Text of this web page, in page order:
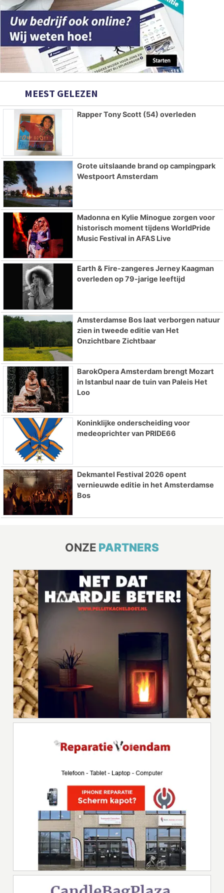
MEEST GELEZEN
Rapper Tony Scott (54) overleden
Grote uitslaande brand op campingpark
Westpoort Amsterdam
Madonna en Kylie Minogue zorgen voor
historisch moment tijdens WorldPride
Music Festival in AFAS Live
Earth & Fire-zangeres Jerney Kaagman
overleden op 79-jarige leeftijd
Amsterdamse Bos laat verborgen natuur
zien in tweede editie van Het
Onzichtbare Zichtbaar
BarokOpera Amsterdam brengt Mozart
in Istanbul naar de tuin van Paleis Het
Loo
Koninklijke onderscheiding voor
medeoprichter van PRIDE66
Dekmantel Festival 2026 opent
vernieuwde editie in het Amsterdamse
Bos
ONZE PARTNERS